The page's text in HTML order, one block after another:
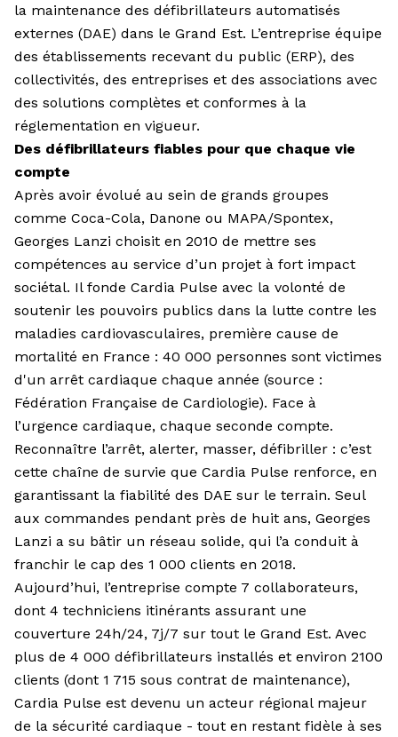
la maintenance des défibrillateurs automatisés
externes (DAE) dans le Grand Est. L’entreprise équipe
des établissements recevant du public (ERP), des
collectivités, des entreprises et des associations avec
des solutions complètes et conformes à la
réglementation en vigueur.
Des défibrillateurs fiables pour que chaque vie
compte
Après avoir évolué au sein de grands groupes
comme Coca-Cola, Danone ou MAPA/Spontex,
Georges Lanzi choisit en 2010 de mettre ses
compétences au service d’un projet à fort impact
sociétal. Il fonde Cardia Pulse avec la volonté de
soutenir les pouvoirs publics dans la lutte contre les
maladies cardiovasculaires, première cause de
mortalité en France : 40 000 personnes sont victimes
d'un arrêt cardiaque chaque année (source :
Fédération Française de Cardiologie). Face à
l’urgence cardiaque, chaque seconde compte.
Reconnaître l’arrêt, alerter, masser, défibriller : c’est
cette chaîne de survie que Cardia Pulse renforce, en
garantissant la fiabilité des DAE sur le terrain. Seul
aux commandes pendant près de huit ans, Georges
Lanzi a su bâtir un réseau solide, qui l’a conduit à
franchir le cap des 1 000 clients en 2018.
Aujourd’hui, l’entreprise compte 7 collaborateurs,
dont 4 techniciens itinérants assurant une
couverture 24h/24, 7j/7 sur tout le Grand Est. Avec
plus de 4 000 défibrillateurs installés et environ 2100
clients (dont 1 715 sous contrat de maintenance),
Cardia Pulse est devenu un acteur régional majeur
de la sécurité cardiaque - tout en restant fidèle à ses